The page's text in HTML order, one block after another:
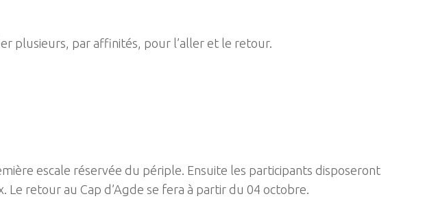
plusieurs, par affinités, pour l’aller et le retour.
escale réservée du périple. Ensuite les participants disposeront
retour au Cap d’Agde se fera à partir du 04 octobre.